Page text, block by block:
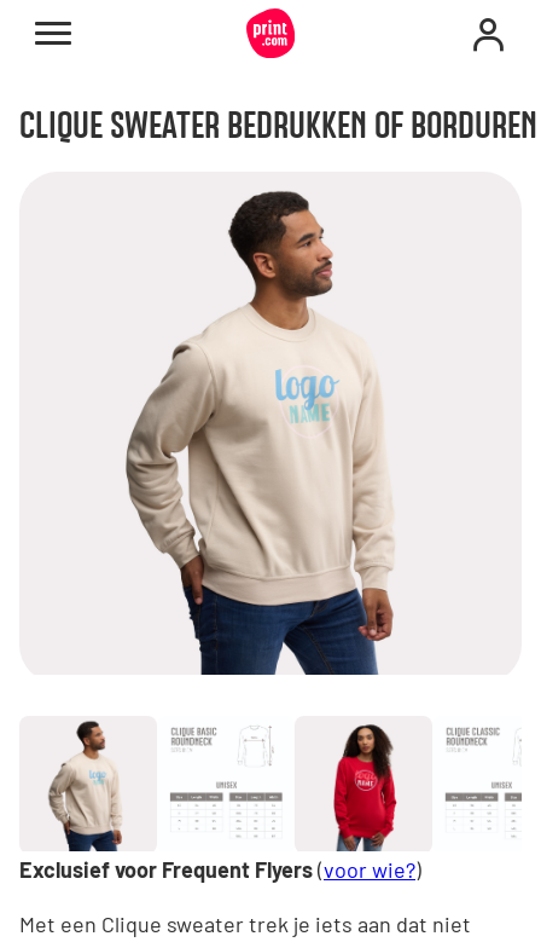
CLIQUE SWEATER BEDRUKKEN OF BORDUREN
Exclusief voor Frequent Flyers(voor wie?)
Met een Clique sweater trek je iets aan dat niet